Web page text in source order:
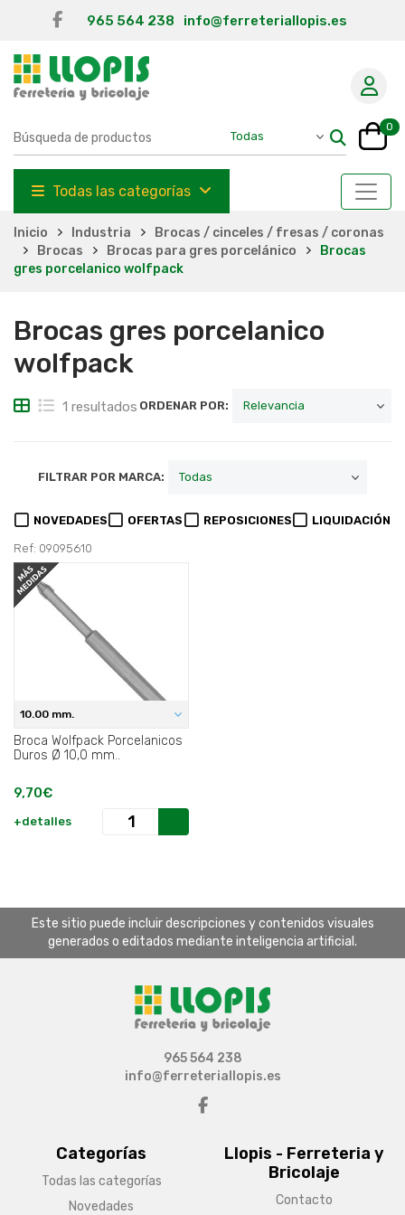
965 564 238 info@ferreteriallopis.es
0
Todas las categorías
Inicio Industria
Brocas / cinceles / fresas / coronas
Brocas
Brocas para gres porcelánico
Brocas
gres porcelanico wolfpack
Brocas gres porcelanico
wolfpack
1 resultados ORDENAR POR:
FILTRAR POR MARCA:
NOVEDADES OFERTAS REPOSICIONES LIQUIDACIÓN
Ref: 09095610
10.00 mm.
Broca Wolfpack Porcelanicos
Duros Ø 10,0 mm..
9,70€
+detalles
Este sitio puede incluir descripciones y contenidos visuales
generados o editados mediante inteligencia artificial.
Categorías
Todas las categorías
Novedades
Llopis - Ferreteria y
Bricolaje
Contacto
965 564 238
info@ferreteriallopis.es